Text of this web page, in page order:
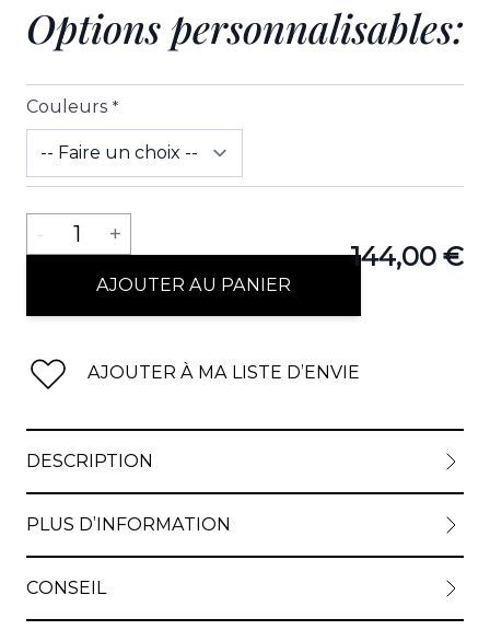
Options personnalisables:
Couleurs *
144,00 €
Quantité
- 1 +
AJOUTER AU PANIER
AJOUTER À MA LISTE D’ENVIE
DESCRIPTION
PLUS D’INFORMATION
CONSEIL